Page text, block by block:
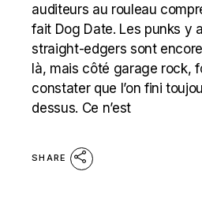
auditeurs au rouleau
fait Dog Date. Les punks y
straight-edgers sont
là, mais côté garage rock,
constater que l’on fini
dessus. Ce n’est
SHARE